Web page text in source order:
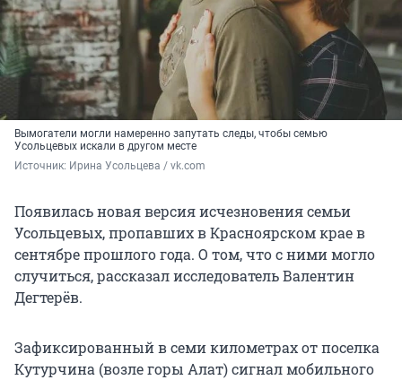
Вымогатели могли намеренно запутать следы, чтобы семью
Усольцевых искали в другом месте
Источник: Ирина Усольцева / vk.com
Появилась новая версия исчезновения семьи
Усольцевых, пропавших в Красноярском крае в
сентябре прошлого года. О том, что с ними могло
случиться, рассказал исследователь Валентин
Дегтерёв.
Зафиксированный в семи километрах от поселка
Кутурчина (возле горы Алат) сигнал мобильного